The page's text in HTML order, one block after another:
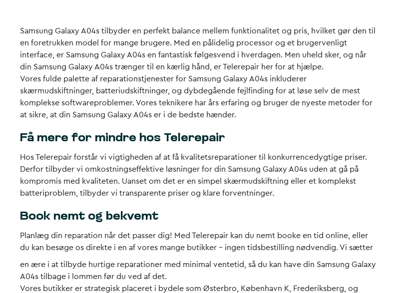
Samsung Galaxy A04s tilbyder en perfekt balance mellem funktionalitet og pris, hvilket gør den til
en foretrukken model for mange brugere. Med en pålidelig processor og et brugervenligt
interface, er Samsung Galaxy A04s en fantastisk følgesvend i hverdagen. Men uheld sker, og når
din Samsung Galaxy A04s trænger til en kærlig hånd, er Telerepair her for at hjælpe.
Vores fulde palette af reparationstjenester for Samsung Galaxy A04s inkluderer
skærmudskiftninger, batteriudskiftninger, og dybdegående fejlfinding for at løse selv de mest
komplekse softwareproblemer. Vores teknikere har års erfaring og bruger de nyeste metoder for
at sikre, at din Samsung Galaxy A04s er i de bedste hænder.
Få mere for mindre hos Telerepair
Hos Telerepair forstår vi vigtigheden af at få kvalitetsreparationer til konkurrencedygtige priser.
Derfor tilbyder vi omkostningseffektive løsninger for din Samsung Galaxy A04s uden at gå på
kompromis med kvaliteten. Uanset om det er en simpel skærmudskiftning eller et komplekst
batteriproblem, tilbyder vi transparente priser og klare forventninger.
Book nemt og bekvemt
Planlæg din reparation når det passer dig! Med Telerepair kan du nemt booke en tid online, eller
du kan besøge os direkte i en af vores mange butikker – ingen tidsbestilling nødvendig. Vi sætter
en ære i at tilbyde hurtige reparationer med minimal ventetid, så du kan have din Samsung Galaxy
A04s tilbage i lommen før du ved af det.
Vores butikker er strategisk placeret i bydele som Østerbro, København K, Frederiksberg, og